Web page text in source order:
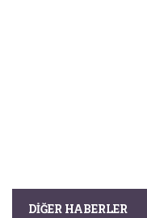
DIĞER HABERLER